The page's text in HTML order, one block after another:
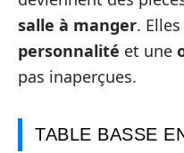
salle à manger.
personnalité et une
pas inaperçues.
TABLE BASSE